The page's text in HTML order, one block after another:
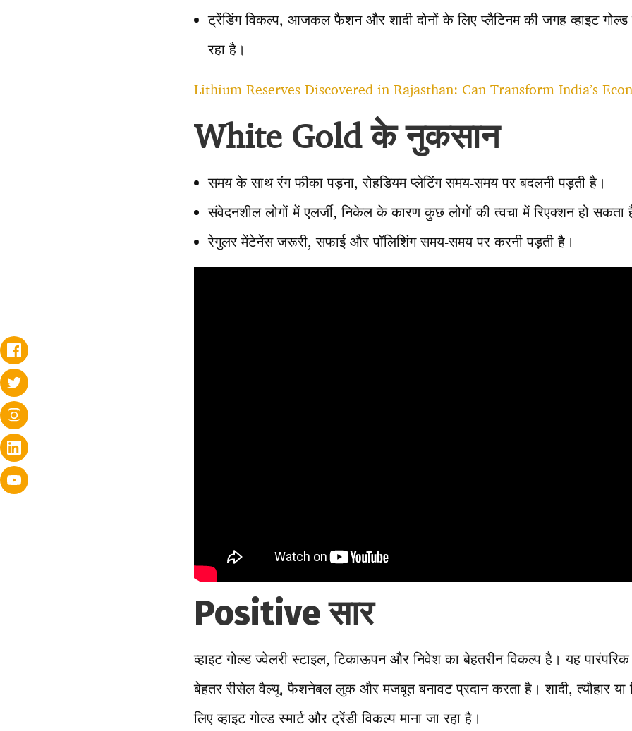
ट्रेंडिंग विकल्प, आजकल फैशन और शादी दोनों के लिए प्लैटिनम की जगह व्हाइट गोल्ड
रहा है।
Lithium Reserves Discovered in Rajasthan: Can Transform India’s
White Gold के नुकसान
समय के साथ रंग फीका पड़ना, रोहडियम प्लेटिंग समय-समय पर बदलनी पड़ती है।
संवेदनशील लोगों में एलर्जी, निकेल के कारण कुछ लोगों की त्वचा में रिएक्शन हो सकता
रेगुलर मेंटेनेंस जरूरी, सफाई और पॉलिशिंग समय-समय पर करनी पड़ती है।
Positive सार
व्हाइट गोल्ड ज्वेलरी स्टाइल, टिकाऊपन और निवेश का बेहतरीन विकल्प है। यह
बेहतर रीसेल वैल्यू, फैशनेबल लुक और मजबूत बनावट प्रदान करता है। शादी, त्यौहार या
लिए व्हाइट गोल्ड स्मार्ट और ट्रेंडी विकल्प माना जा रहा है।